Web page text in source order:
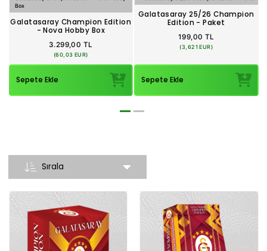
Box
Galatasaray Champion Edition
- Nova Hobby Box
3.299,00 TL
(60,03 EUR)
Sepete Ekle
Galatasaray 25/26 Champion
Edition - Paket
199,00 TL
(3,621 EUR)
Sepete Ekle
Sırala